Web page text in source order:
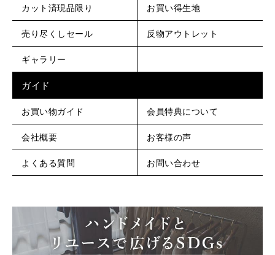
カット済現品限り お買い得生地
売り尽くしセール 反物アウトレット
ギャラリー
ガイド
お買い物ガイド 会員特典について
会社概要 お客様の声
よくある質問 お問い合わせ